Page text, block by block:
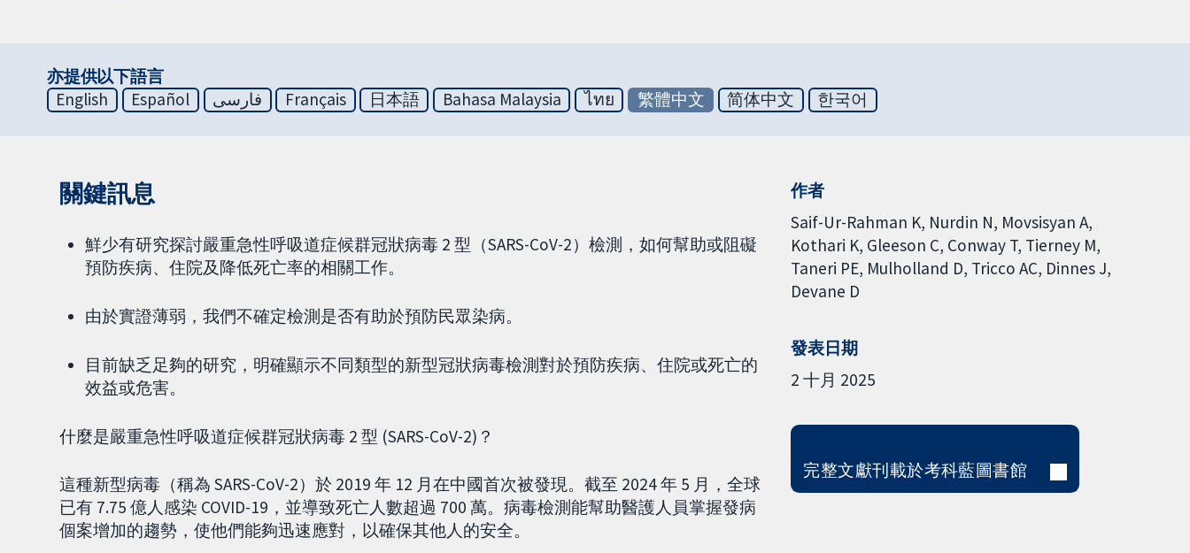
亦提供以下語言
English
Español فارسی Français 日本語 Bahasa Malaysia ไทย 繁體中文 简体中文 한국어
關鍵訊息
鮮少有研究探討嚴重急性呼吸道症候群冠狀病毒 2 型（SARS-CoV-2）檢測，如何幫助或阻礙
預防疾病、住院及降低死亡率的相關工作。
由於實證薄弱，我們不確定檢測是否有助於預防民眾染病。
目前缺乏足夠的研究，明確顯示不同類型的新型冠狀病毒檢測對於預防疾病、住院或死亡的
效益或危害。
什麼是嚴重急性呼吸道症候群冠狀病毒 2 型 (SARS-CoV-2)？
這種新型病毒（稱為 SARS-CoV-2）於 2019 年 12 月在中國首次被發現。截至 2024 年 5 月，全球
已有 7.75 億人感染 COVID-19，並導致死亡人數超過 700 萬。病毒檢測能幫助醫護人員掌握發病
個案增加的趨勢，使他們能夠迅速應對，以確保其他人的安全。
作者
Saif-Ur-Rahman K Nurdin N Movsisyan A
Kothari K Gleeson C Conway T Tierney M
Taneri PE Mulholland D Tricco AC Dinnes J
Devane D
發表日期
2 十月 2025
完整文獻刊載於考科藍圖書館